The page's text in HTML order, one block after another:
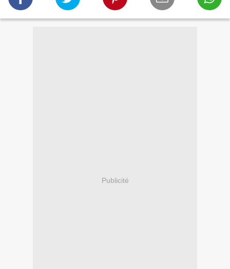
Publicité